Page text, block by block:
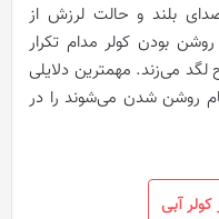
بلند و حالت لرزش از
بودن کولر مدام تکرار
می‌زند. مهمترین دلایلی
روشن شدن می‌شوند را در
آبی